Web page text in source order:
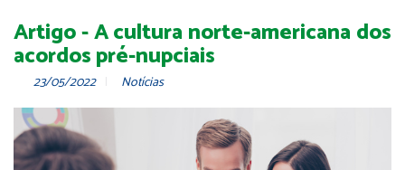
Artigo - A cultura norte-americana dos
acordos pré-nupciais
23/05/2022 Notícias